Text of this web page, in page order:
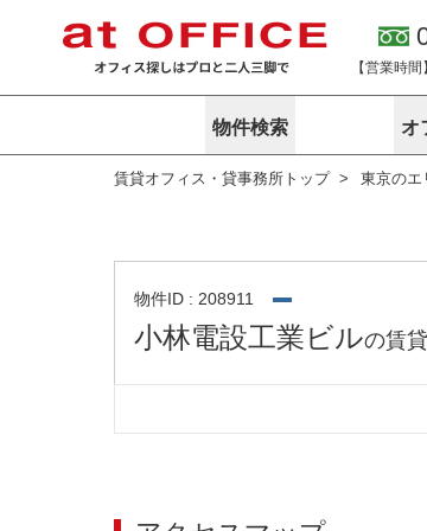
【営業時
物件検索
東京
路線から探す
こだわりから探す
賃料相場を参考に探す
地図から探す
居抜き物件特集
オ
オフィス探しノウハウ
企業情報
賃貸オフィス・貸事務所トップ 東京のエ
物件ID : 208911
小林電設工業ビルの賃